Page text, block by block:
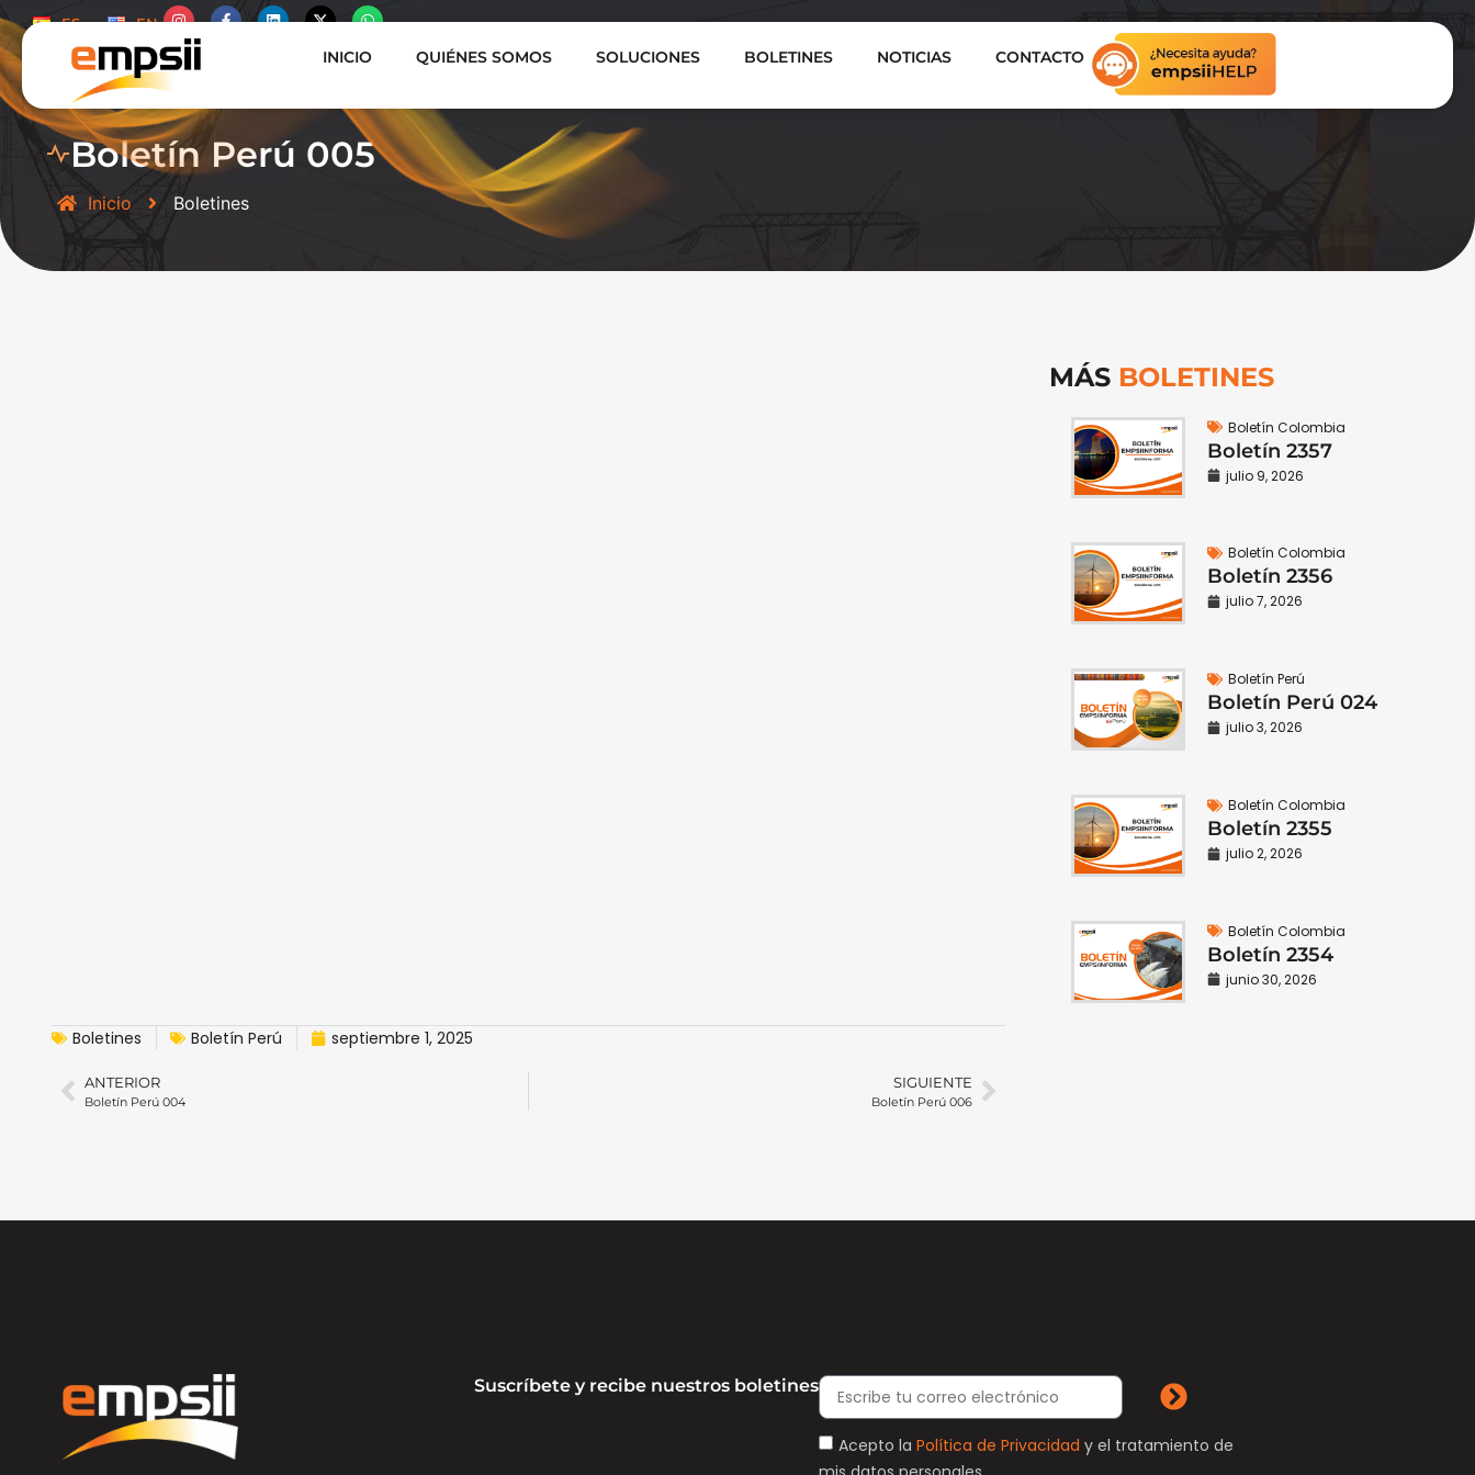
ES EN
INICIO QUIÉNES SOMOS SOLUCIONES BOLETINES NOTICIAS CONTACTO
Boletín Perú 005
Inicio Boletines
Boletines Boletín Perú septiembre 1, 2025
ANTERIOR
Boletín Perú 004
SIGUIENTE
Boletín Perú 006
MÁS BOLETINES
Boletín Colombia
Boletín 2357
julio 9, 2026
Boletín Colombia
Boletín 2356
julio 7, 2026
Boletín Perú
Boletín Perú 024
julio 3, 2026
Boletín Colombia
Boletín 2355
julio 2, 2026
Boletín Colombia
Boletín 2354
junio 30, 2026
Suscríbete y recibe nuestros boletines
Acepto la Política de Privacidad y el tratamiento de